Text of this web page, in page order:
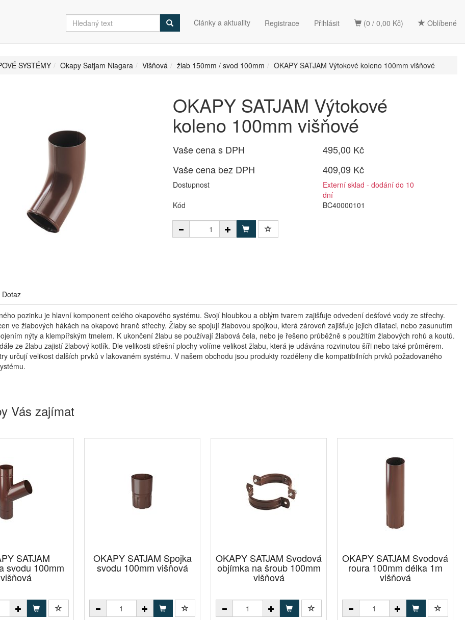
(0 / 0,00 Kč) Oblíbené
Články a aktuality Registrace Přihlásit
SYSTÉMY Okapy Satjam Niagara Višňová žlab 150mm / svod 100mm OKAPY SATJAM Výtokové koleno 100mm višňové
OKAPY SATJAM Výtokové
koleno 100mm višňové
Vaše cena s DPH
495,00 Kč
Vaše cena bez DPH
409,09 Kč
Dostupnost
Externí sklad - dodání do 10
dní
Kód
BC40000101
Dotaz
pozinku je hlavní komponent celého okapového systému. Svojí hloubkou a oblým tvarem zajišťuje odvedení dešťové vody ze střechy.
ve žlabových hákách na okapové hraně střechy. Žlaby se spojují žlabovou spojkou, která zároveň zajišťuje jejich dilataci, nebo zasunutím
nýty a klempířským tmelem. K ukončení žlabu se používají žlabová čela, nebo je řešeno průběžně s použitím žlabových rohů a koutů.
ze žlabu zajistí žlabový kotlík. Dle velikosti střešní plochy volíme velikost žlabu, která je udávána rozvinutou šíři nebo také průměrem.
určují velikost dalších prvků v lakovaném systému. V našem obchodu jsou produkty rozděleny dle kompatibilních prvků požadovaného
Vás zajímat
SATJAM
svodu 100mm
višňová
OKAPY SATJAM Spojka
svodu 100mm višňová
OKAPY SATJAM Svodová
objímka na šroub 100mm
višňová
OKAPY SATJAM Svodová
roura 100mm délka 1m
višňová